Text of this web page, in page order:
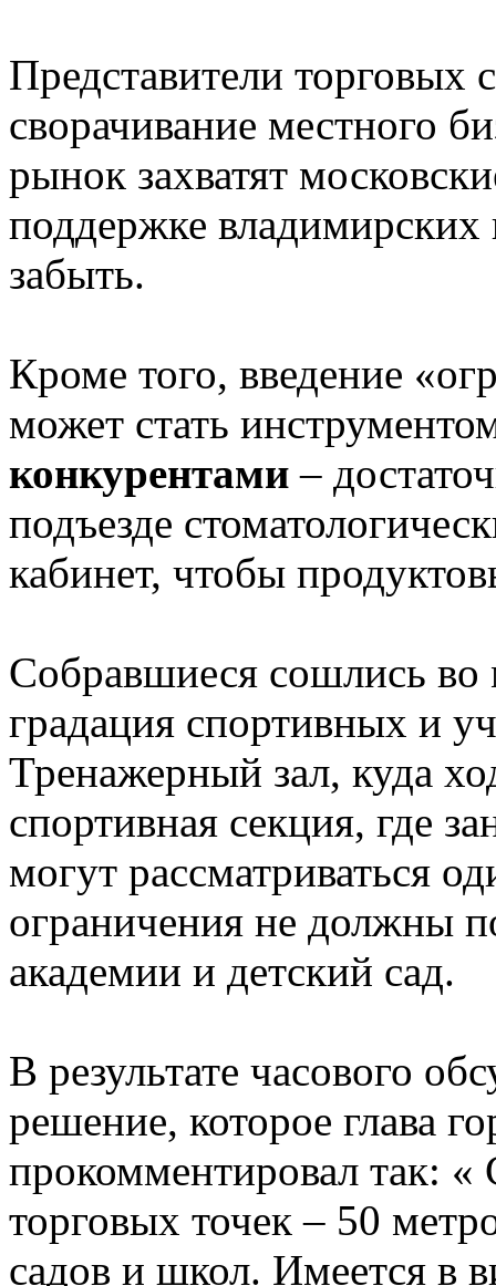
Представители торговых
сворачивание местного
рынок захватят
поддержке
забыть.
Кроме того, введение
может стать
конкурентами –
подъезде
кабинет, чтобы
Собравшиеся сошлись
градация спортивных и
Тренажерный зал, куда
спортивная секция, где
могут рассматриваться
ограничения не должны
академии и детский сад.
В результате часового
решение, которое глава
прокомментировал так: «
торговых точек – 50
садов и школ. Имеется в